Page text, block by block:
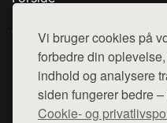
Vi bruger cookies på
forbedre din
indhold og analysere
siden fungerer bedre
Cookie- og
Top Rabatter
Blog
Kontakt